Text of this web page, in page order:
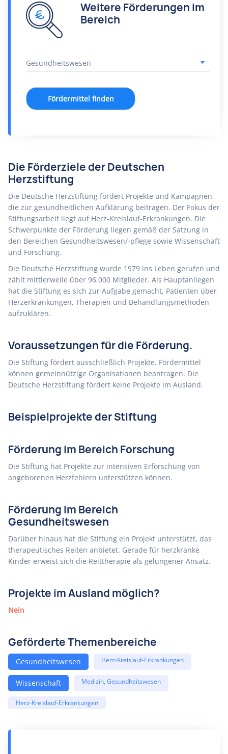
Weitere Förderungen im
Bereich
Fördermittel finden
Die Förderziele der Deutschen
Herzstiftung
Die Deutsche Herzstiftung fördert Projekte und Kampagnen,
die zur gesundheitlichen Aufklärung beitragen. Der Fokus der
Stiftungsarbeit liegt auf Herz-Kreislauf-Erkrankungen. Die
Schwerpunkte der Förderung liegen gemäß der Satzung in
den Bereichen Gesundheitswesen/-pflege sowie Wissenschaft
und Forschung.
Die Deutsche Herzstiftung wurde 1979 ins Leben gerufen und
zählt mittlerweile über 96.000 Mitglieder. Als Hauptanliegen
hat die Stiftung es sich zur Aufgabe gemacht, Patienten über
Herzerkrankungen, Therapien und Behandlungsmethoden
aufzuklären.
Voraussetzungen für die Förderung.
Die Stiftung fördert ausschließlich Projekte. Fördermittel
können gemeinnützige Organisationen beantragen. Die
Deutsche Herzstiftung fördert keine Projekte im Ausland.
Beispielprojekte der Stiftung
Förderung im Bereich Forschung
Die Stiftung hat Projekte zur intensiven Erforschung von
angeborenen Herzfehlern unterstützen können.
Förderung im Bereich
Gesundheitswesen
Darüber hinaus hat die Stiftung ein Projekt unterstützt, das
therapeutisches Reiten anbietet. Gerade für herzkranke
Kinder erweist sich die Reittherapie als gelungener Ansatz.
Projekte im Ausland möglich?
Nein
Geförderte Themenbereiche
Gesundheitswesen Herz-Kreislauf-Erkrankungen
Wissenschaft Medizin, Gesundheitswesen
Herz-Kreislauf-Erkrankungen